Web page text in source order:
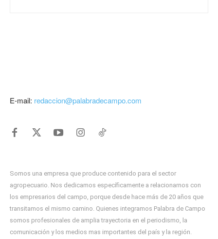
E-mail: redaccion@palabradecampo.com
Somos una empresa que produce contenido para el sector
agropecuario. Nos dedicamos específicamente a relacionarnos con
los empresarios del campo, porque desde hace más de 20 años que
transitamos el mismo camino. Quienes integramos Palabra de Campo
somos profesionales de amplia trayectoria en el periodismo, la
comunicación y los medios mas importantes del país y la región.